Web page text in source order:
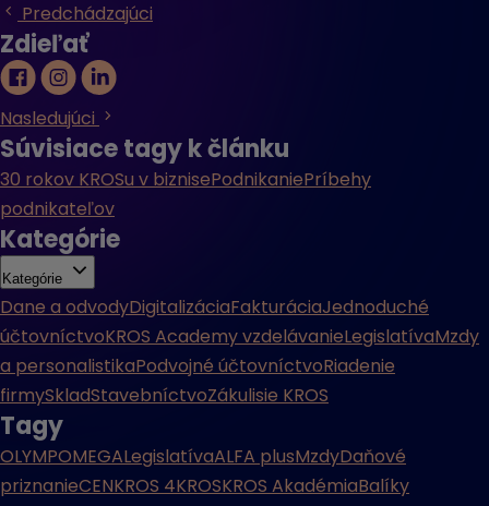
Predchádzajúci
Zdieľať
Nasledujúci
Súvisiace tagy k článku
30 rokov KROSu v biznisePodnikaniePríbehy
podnikateľov
Kategórie
Kategórie
Dane a odvodyDigitalizáciaFakturáciaJednoduché
účtovníctvoKROS Academy vzdelávanieLegislatívaMzdy
a personalistikaPodvojné účtovníctvoRiadenie
firmySkladStavebníctvoZákulisie KROS
Tagy
OLYMPOMEGALegislatívaALFA plusMzdyDaňové
priznanieCENKROS 4KROSKROS AkadémiaBalíky